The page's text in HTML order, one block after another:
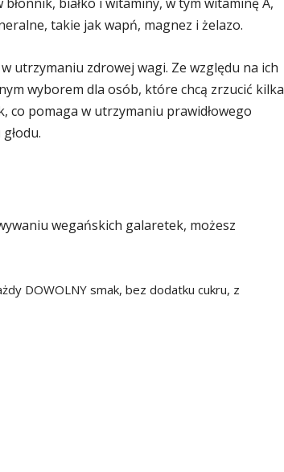
takie jak wapń, magnez i żelazo.
utrzymaniu zdrowej wagi. Ze względu na ich
wyborem dla osób, które chcą zrzucić kilka
co pomaga w utrzymaniu prawidłowego
wegańskich galaretek, możesz
DOWOLNY smak, bez dodatku cukru, z